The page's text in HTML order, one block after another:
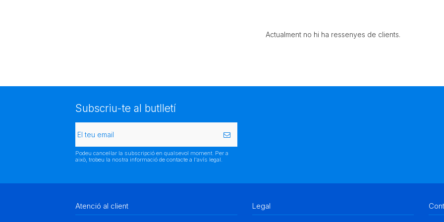
Actualment no hi ha ressenyes de clients.
Subscriu-te al butlletí
Podeu cancel·lar la subscripció en qualsevol moment. Per a
això, trobeu la nostra informació de contacte a l'avís legal.
Atenció al client Legal